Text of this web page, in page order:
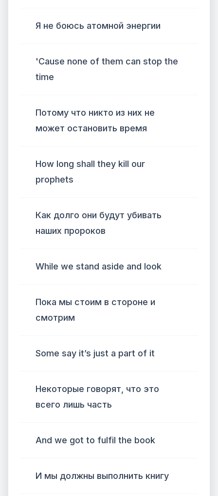
Я не боюсь атомной энергии
'Cause none of them can stop the
time
Потому что никто из них не
может остановить время
How long shall they kill our
prophets
Как долго они будут убивать
наших пророков
While we stand aside and look
Пока мы стоим в стороне и
смотрим
Some say it’s just a part of it
Некоторые говорят, что это
всего лишь часть
And we got to fulfil the book
И мы должны выполнить книгу